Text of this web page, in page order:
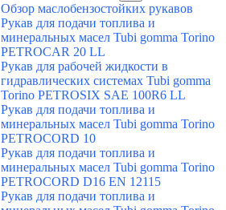
Обзор маслобензостойких рукавов
Рукав для подачи топлива и
минеральных масел Tubi gomma Torino
PETROCAR 20 LL
Рукав для рабочей жидкости в
гидравлических системах Tubi gomma
Torino PETROSIX SAE 100R6 LL
Рукав для подачи топлива и
минеральных масел Tubi gomma Torino
PETROCORD 10
Рукав для подачи топлива и
минеральных масел Tubi gomma Torino
PETROCORD D16 EN 12115
Рукав для подачи топлива и